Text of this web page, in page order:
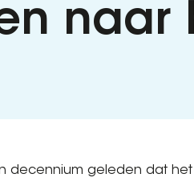
naar
decennium geleden dat